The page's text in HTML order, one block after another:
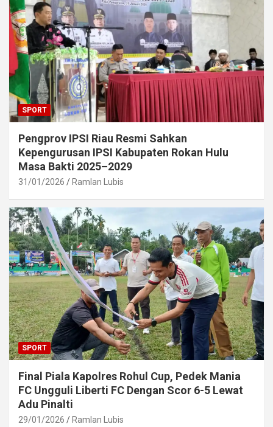
SPORT
Pengprov IPSI Riau Resmi Sahkan
Kepengurusan IPSI Kabupaten Rokan Hulu
Masa Bakti 2025–2029
31/01/2026 Ramlan Lubis
SPORT
Final Piala Kapolres Rohul Cup, Pedek Mania
FC Ungguli Liberti FC Dengan Scor 6-5 Lewat
Adu Pinalti
29/01/2026 Ramlan Lubis